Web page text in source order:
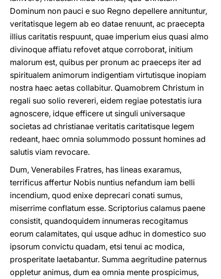
Dominum non pauci e suo Regno depellere annituntur,
veritatisque legem ab eo datae renuunt, ac praecepta
illius caritatis respuunt, quae imperium eius quasi almo
divinoque affiatu refovet atque corroborat, initium
malorum est, quibus per pronum ac praeceps iter ad
spiritualem animorum indigentiam virtutisque inopiam
nostra haec aetas collabitur. Quamobrem Christum in
regali suo solio revereri, eidem regiae potestatis iura
agnoscere, idque efficere ut singuli universaque
societas ad christianae veritatis caritatisque legem
redeant, haec omnia solummodo possunt homines ad
salutis viam revocare.
Dum, Venerabiles Fratres, has lineas exaramus,
terrificus affertur Nobis nuntius nefandum iam belli
incendium, quod enixe deprecari conati sumus,
miserrime conflatum esse. Scriptorius calamus paene
consistit, quandoquidem innumeras recogitamus
eorum calamitates, qui usque adhuc in domestico suo
ipsorum convictu quadam, etsi tenui ac modica,
prosperitate laetabantur. Summa aegritudine paternus
oppletur animus, dum ea omnia mente prospicimus,